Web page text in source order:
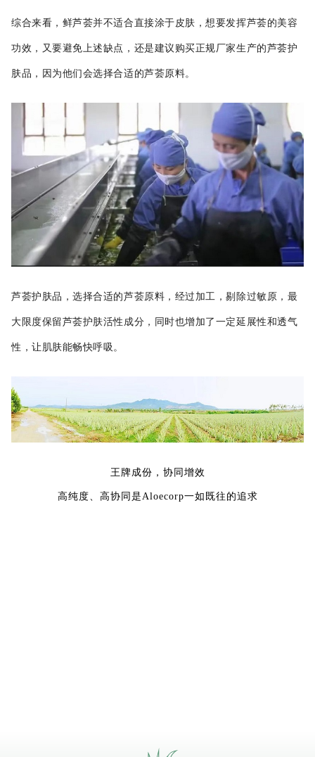
综合来看，鲜芦荟并不适合直接涂于皮肤，想要发挥芦荟的美容
功效，又要避免上述缺点，还是建议购买正规厂家生产的芦荟护
肤品，因为他们会选择合适的芦荟原料。
芦荟护肤品，选择合适的芦荟原料，经过加工，剔除过敏原，最
大限度保留芦荟护肤活性成分，同时也增加了一定延展性和透气
性，让肌肤能畅快呼吸。
王牌成份，协同增效
高纯度、高协同是Aloecorp一如既往的追求